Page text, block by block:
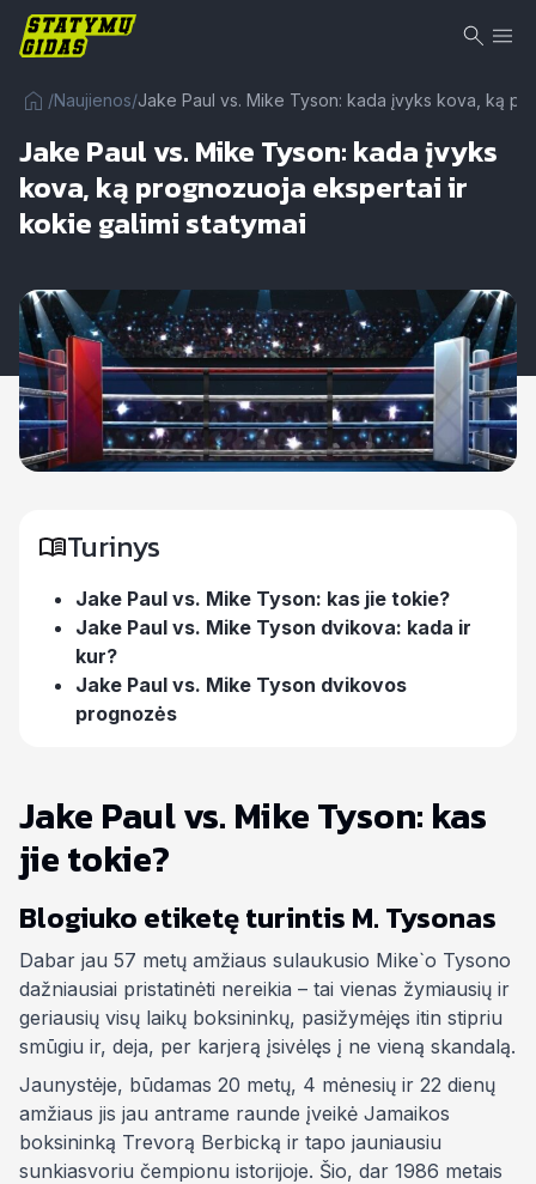
/Naujienos/Jake Paul vs. Mike Tyson: kada įvyks kova, ką
Jake Paul vs. Mike Tyson: kada įvyks
kova, ką prognozuoja ekspertai ir
kokie galimi statymai
Turinys
Jake Paul vs. Mike Tyson: kas jie tokie?
Jake Paul vs. Mike Tyson dvikova: kada ir
kur?
Jake Paul vs. Mike Tyson dvikovos
prognozės
Jake Paul vs. Mike Tyson: kas
jie tokie?
Blogiuko etiketę turintis M. Tysonas
Dabar jau 57 metų amžiaus sulaukusio Mike`o Tysono
dažniausiai pristatinėti nereikia – tai vienas žymiausių ir
geriausių visų laikų boksininkų, pasižymėjęs itin stipriu
smūgiu ir, deja, per karjerą įsivėlęs į ne vieną skandalą.
Jaunystėje, būdamas 20 metų, 4 mėnesių ir 22 dienų
amžiaus jis jau antrame raunde įveikė Jamaikos
boksininką Trevorą Berbicką ir tapo jauniausiu
sunkiasvoriu čempionu istorijoje. Šio, dar 1986 metais